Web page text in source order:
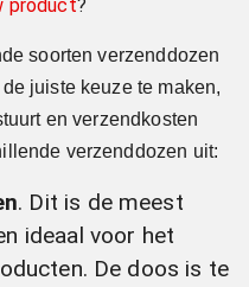
product?
soorten verzenddozen
juiste keuze te maken,
en verzendkosten
verzenddozen uit:
. Dit is de meest
ideaal voor het
De doos is te